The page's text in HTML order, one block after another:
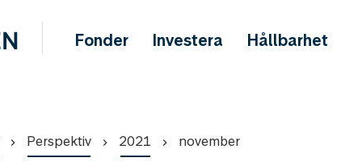
Fonder Investera Hållbarhet
Perspektiv 2021 november